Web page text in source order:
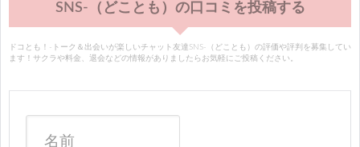
SNS-（どことも）の口コミを投稿する
ドコとも！-トーク＆出会いが楽しいチャット友達SNS-（どことも）の評価や評判を募集してい
ます！サクラや料金、退会などの情報がありましたらお気軽にご投稿ください。